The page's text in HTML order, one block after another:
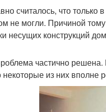
считалось, что
не могли. Причиной
несущих конструкций
частично решена.
некоторые из них вполне